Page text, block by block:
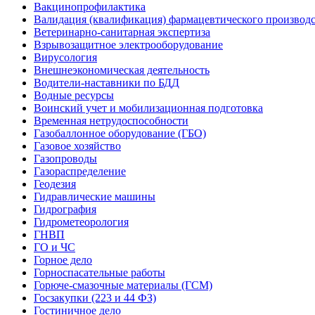
Вакцинопрофилактика
Валидация (квалификация) фармацевтического
Ветеринарно-санитарная экспертиза
Взрывозащитное электрооборудование
Вирусология
Внешнеэкономическая деятельность
Водители-наставники по БДД
Водные ресурсы
Воинский учет и мобилизационная подготовка
Временная нетрудоспособности
Газобаллонное оборудование (ГБО)
Газовое хозяйство
Газопроводы
Газораспределение
Геодезия
Гидравлические машины
Гидрография
Гидрометеорология
ГНВП
ГО и ЧС
Горное дело
Горноспасательные работы
Горюче-смазочные материалы (ГСМ)
Госзакупки (223 и 44 ФЗ)
Гостиничное дело